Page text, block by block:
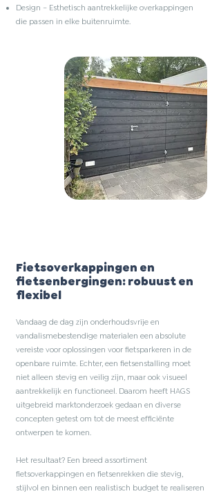
Design – Esthetisch aantrekkelijke overkappingen
die passen in elke buitenruimte.
Fietsoverkappingen en
fietsenbergingen: robuust en
flexibel
Vandaag de dag zijn onderhoudsvrije en
vandalismebestendige materialen een absolute
vereiste voor oplossingen voor fietsparkeren in de
openbare ruimte. Echter, een fietsenstalling moet
niet alleen stevig en veilig zijn, maar ook visueel
aantrekkelijk en functioneel. Daarom heeft HAGS
uitgebreid marktonderzoek gedaan en diverse
concepten getest om tot de meest efficiënte
ontwerpen te komen.
Het resultaat? Een breed assortiment
fietsoverkappingen en fietsenrekken die stevig,
stijlvol en binnen een realistisch budget te realiseren